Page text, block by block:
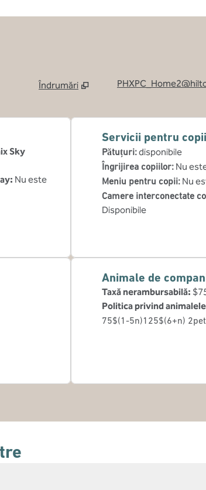
Îndrumări
Sky
: Nu este
Servicii pentru copii
Pătuțuri:disponibile
Îngrijirea copiilor: Nu
Meniu pentru copii: Nu
Camere interconectate
Disponibile
Animale de
Taxă nerambursabilă:
Politica privind
75$(1-5n)125$(6+n)